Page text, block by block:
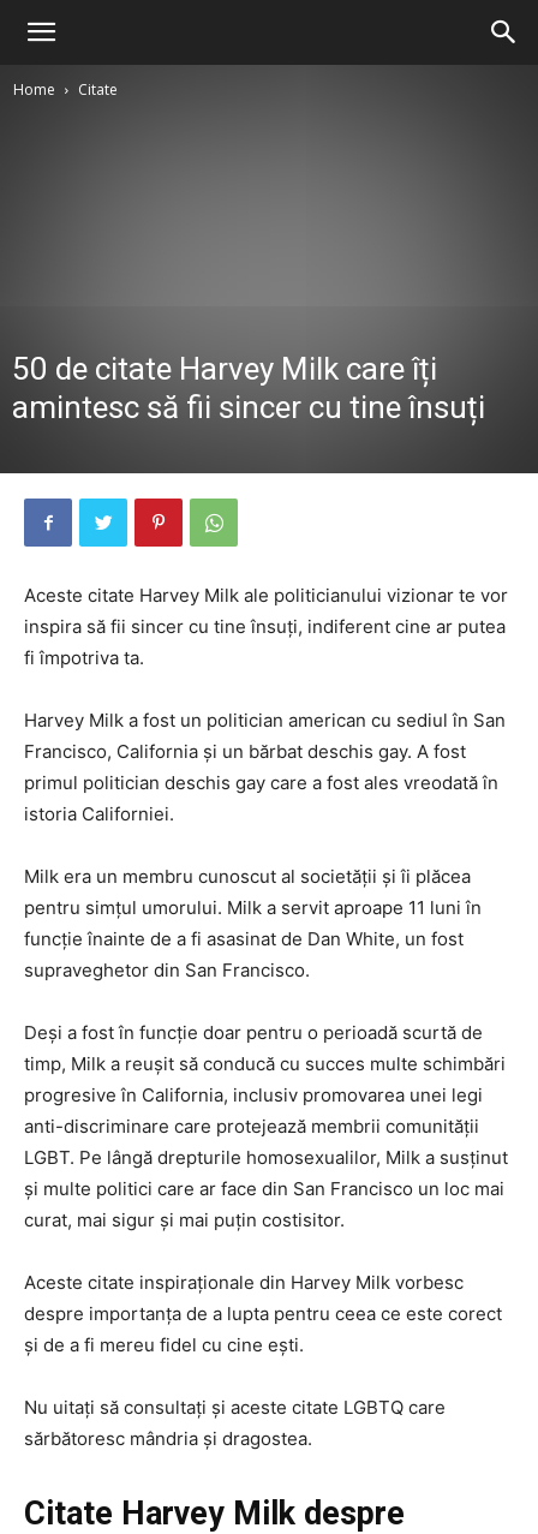
Home Citate
50 de citate Harvey Milk care îți
amintesc să fii sincer cu tine însuți
Aceste citate Harvey Milk ale politicianului vizionar te vor
inspira să fii sincer cu tine însuți, indiferent cine ar putea
fi împotriva ta.
Harvey Milk a fost un politician american cu sediul în San
Francisco, California și un bărbat deschis gay. A fost
primul politician deschis gay care a fost ales vreodată în
istoria Californiei.
Milk era un membru cunoscut al societății și îi plăcea
pentru simțul umorului. Milk a servit aproape 11 luni în
funcție înainte de a fi asasinat de Dan White, un fost
supraveghetor din San Francisco.
Deși a fost în funcție doar pentru o perioadă scurtă de
timp, Milk a reușit să conducă cu succes multe schimbări
progresive în California, inclusiv promovarea unei legi
anti-discriminare care protejează membrii comunității
LGBT. Pe lângă drepturile homosexualilor, Milk a susținut
și multe politici care ar face din San Francisco un loc mai
curat, mai sigur și mai puțin costisitor.
Aceste citate inspiraționale din Harvey Milk vorbesc
despre importanța de a lupta pentru ceea ce este corect
și de a fi mereu fidel cu cine ești.
Nu uitați să consultați și aceste citate LGBTQ care
sărbătoresc mândria și dragostea.
Citate Harvey Milk despre